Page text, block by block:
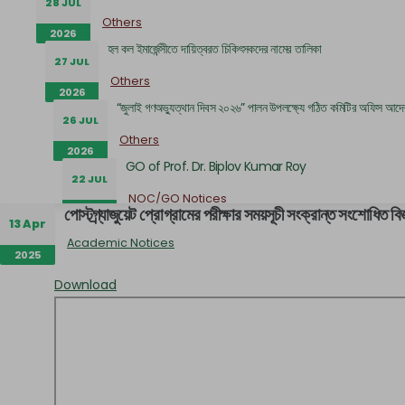
2026
Others
27 JUL
2026
হল কল ইমার্জেন্সীতে দায়িত্বরত চিকিৎসকদের নামের তালিকা
Others
26 JUL
2026
“জুলাই গণঅভ্যুত্থান দিবস ২০২৬” পালন উপলক্ষ্যে গঠিত কমিটির অফিস
Others
22 JUL
2026
GO of Prof. Dr. Biplov Kumar Roy
NOC/GO Notices
22 JUL
Research and Academic Committee এর নোটিশ
21 JUL
13 Apr
2025
পোস্টগ্র্যাজুয়েট প্রোগ্রামের পরীক্ষার সময়সূচী সংক্রান্ত সংশোধিত
Academic Notices
Download